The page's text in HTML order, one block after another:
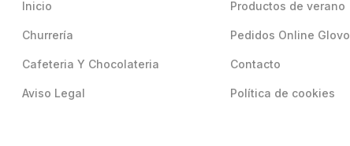
Inicio
Churrería
Cafeteria Y Chocolateria
Aviso Legal
Productos de verano
Pedidos Online Glovo
Contacto
Política de cookies